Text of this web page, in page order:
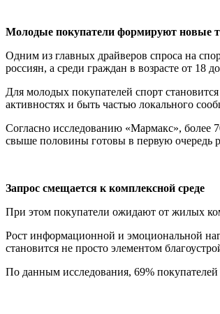
Молодые покупатели формируют новые
Одним из главных драйверов спроса на
россиян, а среди граждан в возрасте от 18
Для молодых покупателей спорт
активностях и быть частью локального
Согласно исследованию «Мармакс», более
свыше половины готовы в первую очередь
Запрос смещается к комплексной среде
При этом покупатели ожидают от жилых
Рост информационной и эмоциональной
становится не просто элементом
По данным исследования, 69%